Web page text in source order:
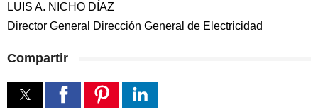
LUIS A. NICHO DÍAZ
Director General Dirección General de Electricidad
Compartir